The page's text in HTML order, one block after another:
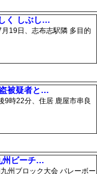
く しぶし…
19日、志布志駅隣 多目的
被疑者と…
時22分、住居 鹿屋市串良
州ビーチ…
州ブロック大会 バレーボー